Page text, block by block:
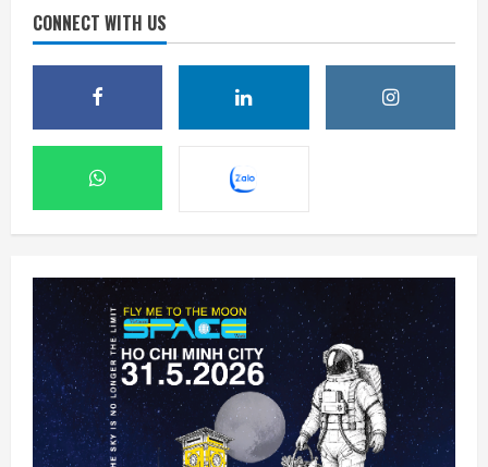
CONNECT WITH US
2
Ba công ty điển hình phát triển công nghệ
trồng cây trên Mặt Trăng
7 Tháng 8 2026, 12:00